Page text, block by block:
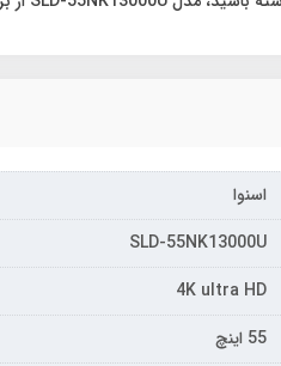
اسنوا
SLD-55NK13000U
4K ultra HD
55 اینچ